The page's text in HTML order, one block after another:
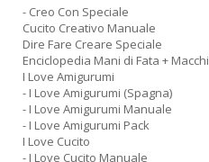
- Creo Con Speciale
Cucito Creativo Manuale
Dire Fare Creare Speciale
Enciclopedia Mani di Fata +
I Love Amigurumi
- I Love Amigurumi (Spagna)
- I Love Amigurumi Manuale
- I Love Amigurumi Pack
I Love Cucito
- I Love Cucito Manuale